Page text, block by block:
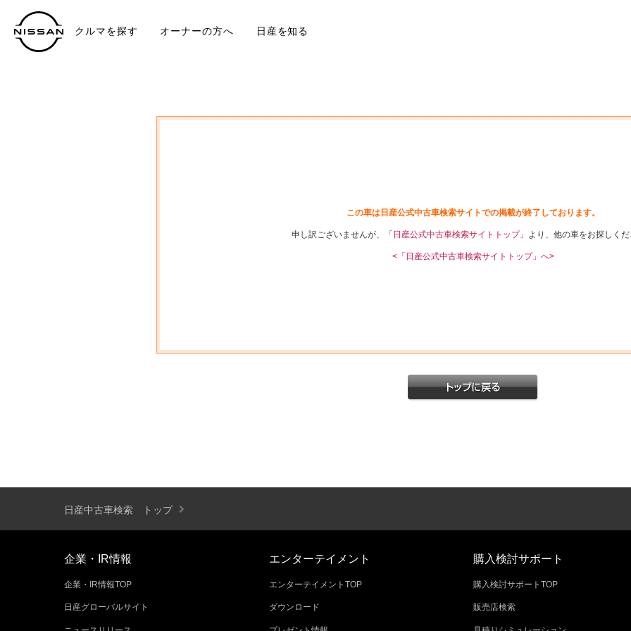
クルマを探す オーナーの方へ 日産を知る
この車は日産公式中古車検索サイトでの掲載が終了しております。
申し訳ございませんが、「 日産公式中古車検索サイトトップ」より、他の車をお探しくだ
<「日産公式中古車検索サイトトップ」へ>
日産中古車検索 トップ
企業・IR情報
企業・IR情報TOP
日産グローバルサイト
エンターテイメント
エンターテイメントTOP
ダウンロード
購入検討サポート
購入検討サポートTOP
販売店検索